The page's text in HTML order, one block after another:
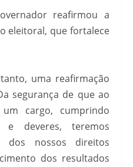
reafirmou a
eleitoral, que fortalece
uma reafirmação
segurança de que ao
cargo, cumprindo
e deveres, teremos
dos nossos direitos
dos resultados